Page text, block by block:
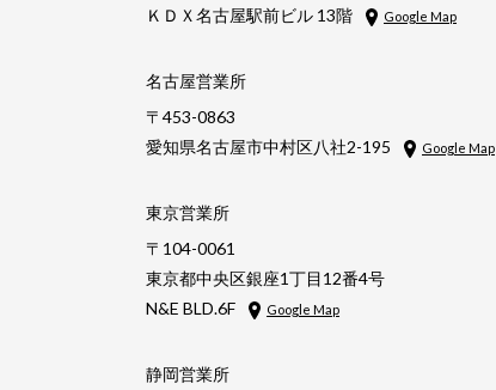
ＫＤＸ名古屋駅前ビル 13階
Google Map
名古屋営業所
〒453-0863
愛知県名古屋市中村区八社2-195
Google Map
東京営業所
〒104-0061
東京都中央区銀座1丁目12番4号
N&E BLD.6F
Google Map
静岡営業所